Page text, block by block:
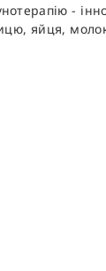
-
яйця,